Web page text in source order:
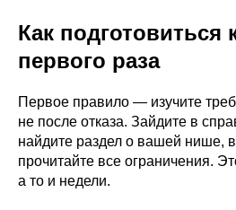
Как подготовиться
первого раза
Первое правило — изучите
не после отказа. Зайдите в
найдите раздел о вашей нише,
прочитайте все ограничения.
а то и недели.